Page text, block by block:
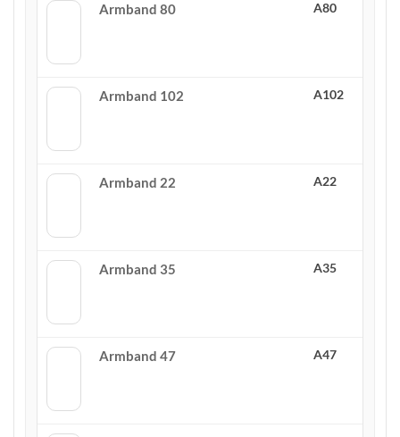
Armband 80 A80
Armband 102 A102
Armband 22 A22
Armband 35 A35
Armband 47 A47